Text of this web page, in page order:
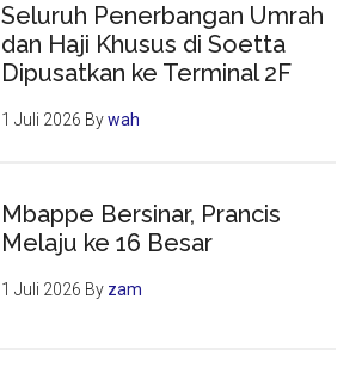
Seluruh Penerbangan Umrah
dan Haji Khusus di Soetta
Dipusatkan ke Terminal 2F
1 Juli 2026 Bywah
Mbappe Bersinar, Prancis
Melaju ke 16 Besar
1 Juli 2026 By zam